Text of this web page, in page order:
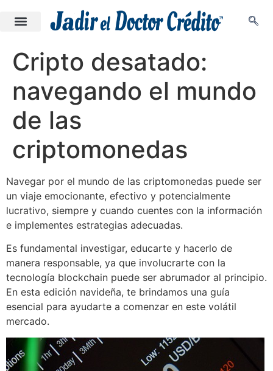
Cripto desatado:
navegando el mundo
de las
criptomonedas
Navegar por el mundo de las criptomonedas puede ser
un viaje emocionante, efectivo y potencialmente
lucrativo, siempre y cuando cuentes con la información
e implementes estrategias adecuadas.
Es fundamental investigar, educarte y hacerlo de
manera responsable, ya que involucrarte con la
tecnología blockchain puede ser abrumador al principio.
En esta edición navideña, te brindamos una guía
esencial para ayudarte a comenzar en este volátil
mercado.